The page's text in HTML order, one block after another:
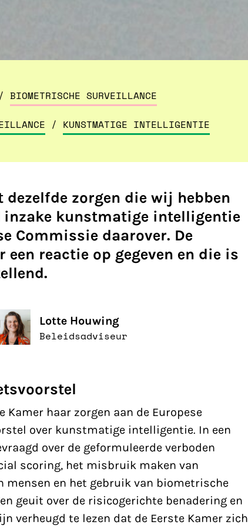
/ BIOMETRISCHE SURVEILLANCE
/ KUNSTMATIGE INTELLIGENTIE
dezelfde zorgen die wij hebben
inzake kunstmatige intelligentie
Commissie daarover. De
reactie op gegeven en die is
Lotte Houwing
Beleidsadviseur
Kamerhaar zorgen aan de Europese
over kunstmatige intelligentie. In een
over de geformuleerde verboden
scoring, het misbruik maken van
mensen en het gebruik van biometrische
geuit over de risicogerichte benadering en
verheugd te lezen dat de Eerste Kamer zich